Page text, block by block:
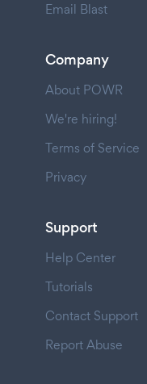
Email Blast
Company
About POWR
We're hiring!
Terms of Service
Privacy
Support
Help Center
Tutorials
Contact Support
Report Abuse